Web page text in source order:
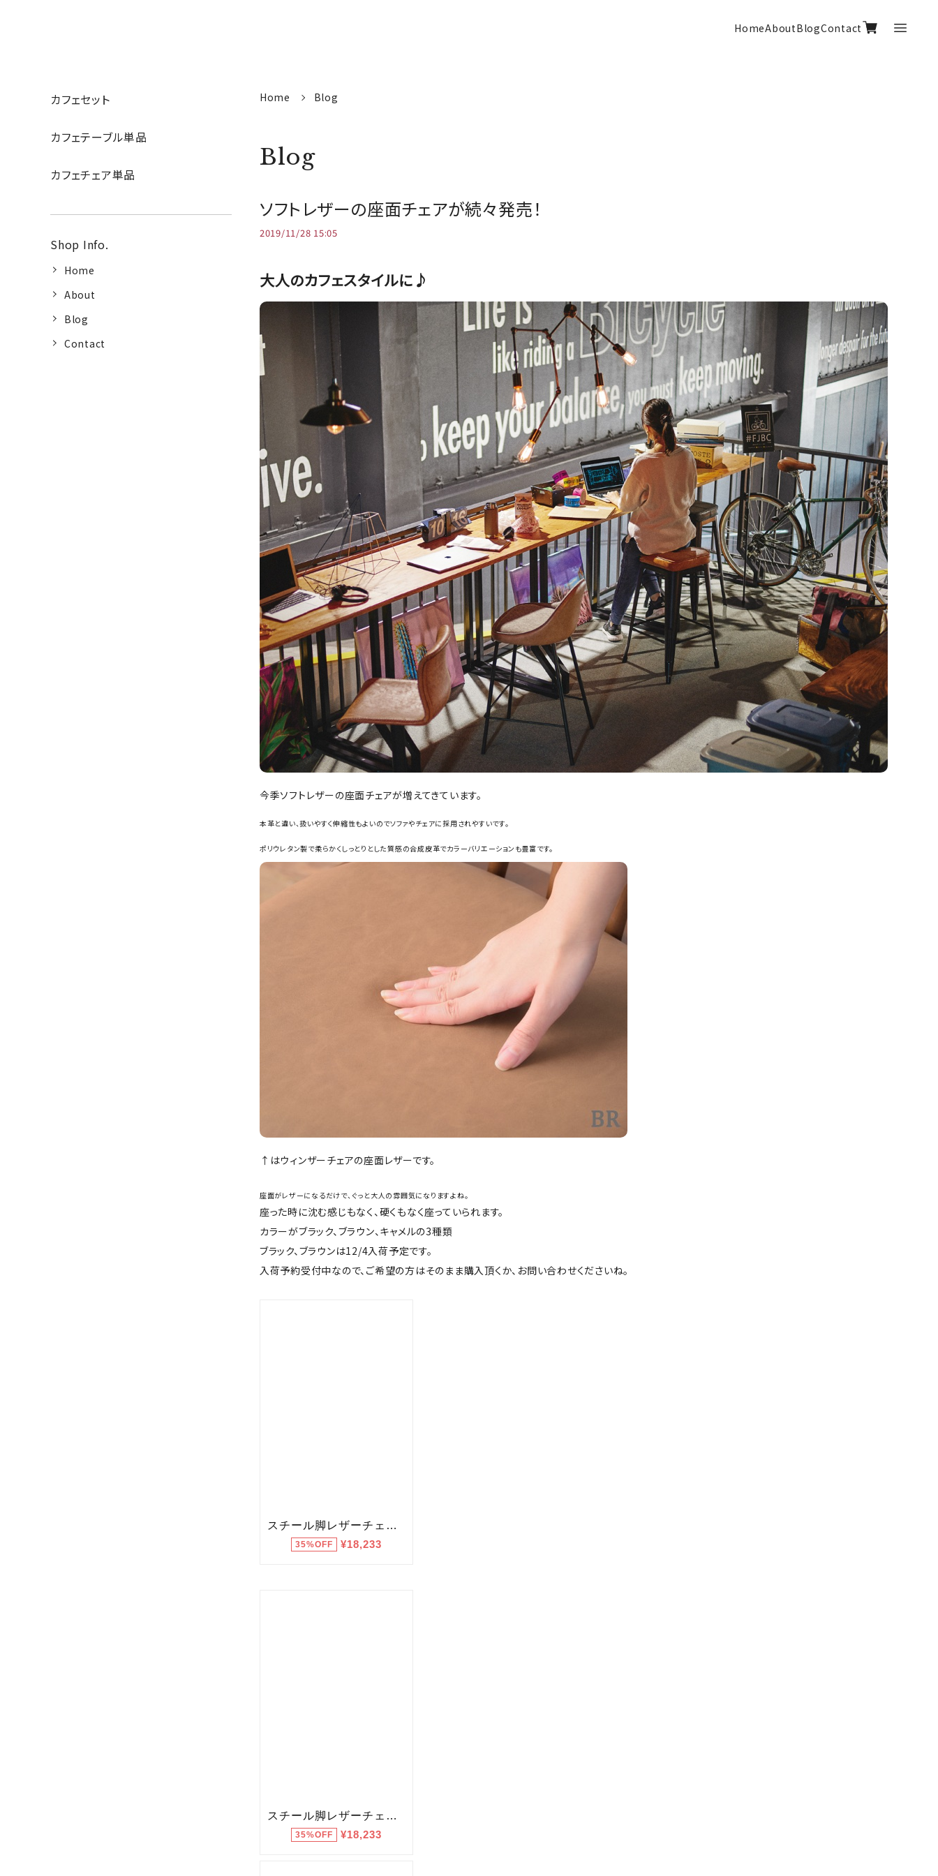
HomeAboutBlogContact
カフェセット
カフェテーブル単品
カフェチェア単品
Shop Info.
Home
About
Blog
Contact
Home Blog
Blog
ソフトレザーの座面チェアが続々発売！
2019/11/28 15:05
大人のカフェスタイルに♪
今季ソフトレザーの座面チェアが増えてきています。
本革と違い、扱いやすく伸縮性もよいのでソファやチェアに採用されやすいです。
ポリウレタン製で柔らかくしっとりとした質感の合成皮革でカラーバリエーションも豊富です。
↑はウィンザーチェアの座面レザーです。
座面がレザーになるだけで、ぐっと大人の雰囲気になりますよね。
座った時に沈む感じもなく、硬くもなく座っていられます。
カラーがブラック、ブラウン、キャメルの3種類
ブラック、ブラウンは12/4入荷予定です。
入荷予約受付中なので、ご希望の方はそのまま購入頂くか、お問い合わせくださいね。